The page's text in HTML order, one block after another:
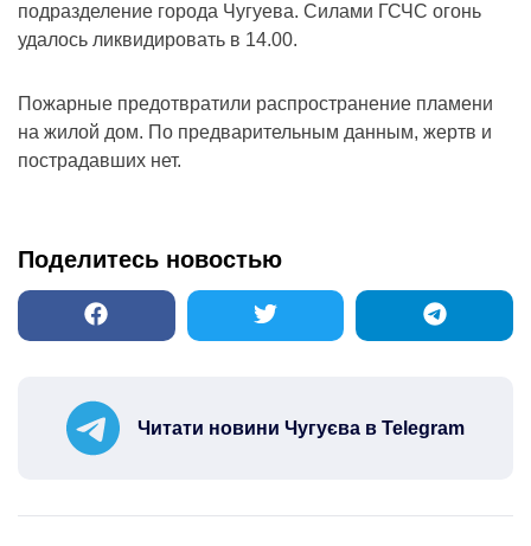
подразделение города Чугуева. Силами ГСЧС огонь
удалось ликвидировать в 14.00.
Пожарные предотвратили распространение пламени
на жилой дом. По предварительным данным, жертв и
пострадавших нет.
Поделитесь новостью
Читати новини Чугуєва в Telegram